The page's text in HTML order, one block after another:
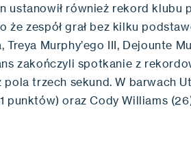
ustanowił również rekord
że zespół grał bez kilku
Treya Murphy’ego III, Dejounte
zakończyli spotkanie z
pola trzech sekund. W barwach
punktów) oraz Cody Williams